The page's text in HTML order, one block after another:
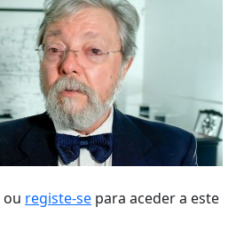
ou registe-se para aceder a este